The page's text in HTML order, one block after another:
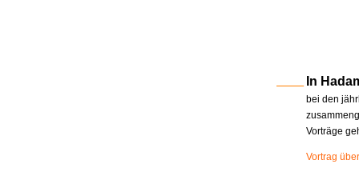
In
bei den
Vorträge
Vortrag